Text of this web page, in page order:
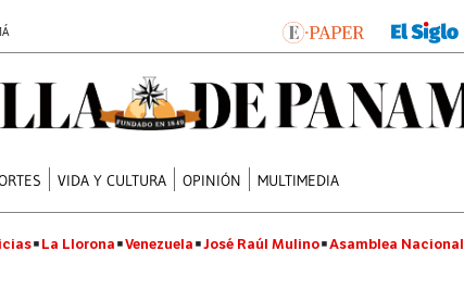
VIDA Y CULTURA OPINIÓN MULTIMEDIA
La Llorona Venezuela José Raúl Mulino Asamblea Nacional